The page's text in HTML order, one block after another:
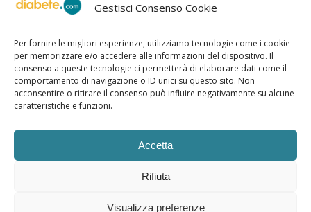
Gestisci Consenso Cookie
Per fornire le migliori esperienze, utilizziamo tecnologie come i cookie
per memorizzare e/o accedere alle informazioni del dispositivo. Il
consenso a queste tecnologie ci permetterà di elaborare dati come il
comportamento di navigazione o ID unici su questo sito. Non
acconsentire o ritirare il consenso può influire negativamente su alcune
caratteristiche e funzioni.
Accetta
Rifiuta
Visualizza preferenze
SCOPRI ANCHE:
> ilmiodiabete.com
> casadiabete.it
> digitaldiabetes.srl
> obesitalia.com